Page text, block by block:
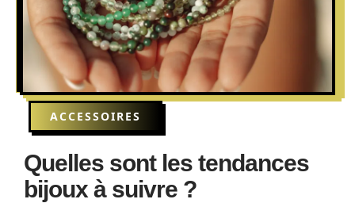
ACCESSOIRES
Quelles sont les tendances
bijoux à suivre ?